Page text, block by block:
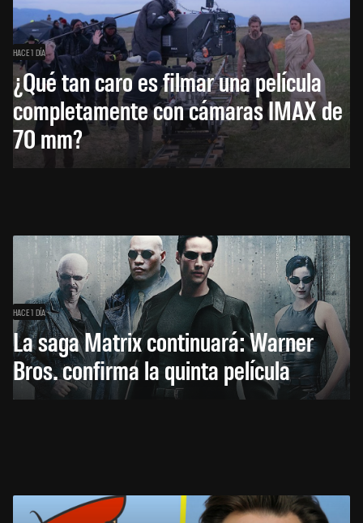
HACE 1 DÍA
¿Qué tan caro es filmar una película
completamente con cámaras IMAX de
70 mm?
HACE 1 DÍA
La saga Matrix continuará: Warner
Bros. confirma la quinta película